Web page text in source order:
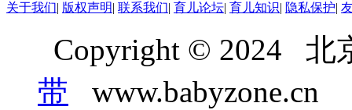
关于我们| 版权声明| 联系我们| 育儿论坛| 育儿知识| 隐私保护|
Copyright © 2024
带 www.babyzone.cn